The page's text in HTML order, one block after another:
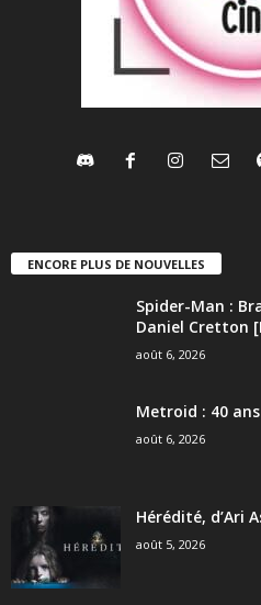
ENCORE PLUS DE NOUVELLES
Spider-Man :
Daniel Cretton
août 6, 2026
Metroid : 40
août 6, 2026
Hérédité, d’Ari
août 5, 2026